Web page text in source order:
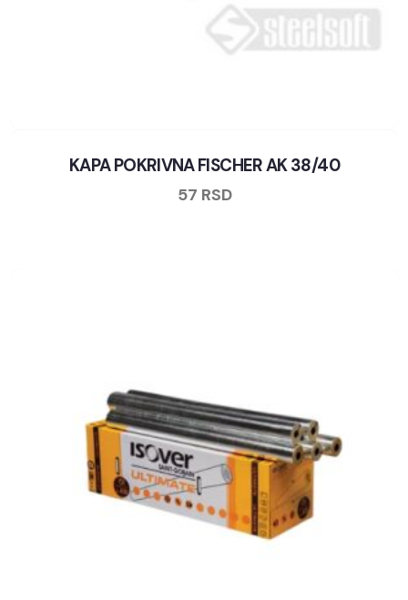
KAPA POKRIVNA FISCHER AK 38/40
57 RSD